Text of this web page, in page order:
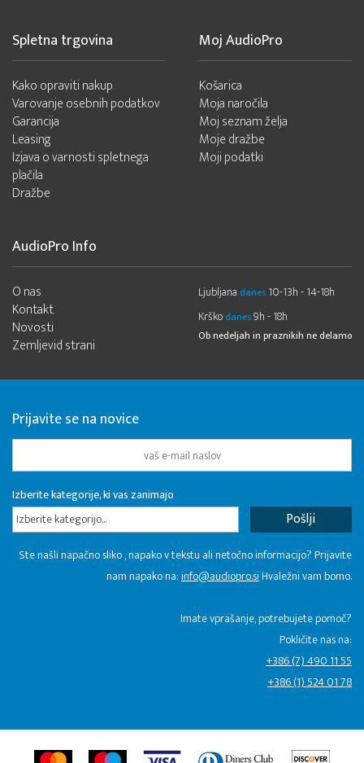
Spletna trgovina
Kako opraviti nakup
Varovanje osebnih podatkov
Garancija
Leasing
Izjava o varnosti spletnega
plačila
Dražbe
Moj AudioPro
Košarica
Moja naročila
Moj seznam želja
Moje dražbe
Moji podatki
AudioPro Info
O nas
Kontakt
Novosti
Zemljevid strani
Ljubljana danes 10-13h - 14-18h
Krško danes9h - 18h
Ob nedeljah in praznikih ne delamo
Prijavite se na novice
Izberite kategorije, ki vas zanimajo
Izberite kategorijo...
Ste našli napačno sliko , napako v tekstu ali netočno informacijo? Prijavite
nam napako na:info@audiopro.siHvaležni vam bomo.
Imate vprašanje, potrebujete pomoč?
Pokličite nas na:
+386 (7) 490 11 55
+386 (1) 524 01 78